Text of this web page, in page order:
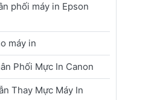
phối máy in Epson
máy in
Phối Mực In Canon
Thay Mực Máy In